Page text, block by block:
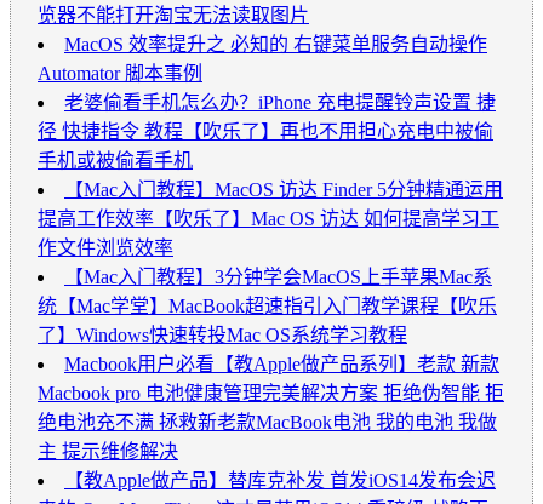
览器不能打开淘宝无法读取图片
MacOS 效率提升之 必知的 右键菜单服务自动操作
Automator 脚本事例
老婆偷看手机怎么办？iPhone 充电提醒铃声设置 捷
径 快捷指令 教程【吹乐了】再也不用担心充电中被偷
手机或被偷看手机
【Mac入门教程】MacOS 访达 Finder 5分钟精通运用
提高工作效率【吹乐了】Mac OS 访达 如何提高学习工
作文件浏览效率
【Mac入门教程】3分钟学会MacOS上手苹果Mac系
统【Mac学堂】MacBook超速指引入门教学课程【吹乐
了】Windows快速转投Mac OS系统学习教程
Macbook用户必看【教Apple做产品系列】老款 新款
Macbook pro 电池健康管理完美解决方案 拒绝伪智能 拒
绝电池充不满 拯救新老款MacBook电池 我的电池 我做
主 提示维修解决
【教Apple做产品】替库克补发 首发iOS14发布会迟